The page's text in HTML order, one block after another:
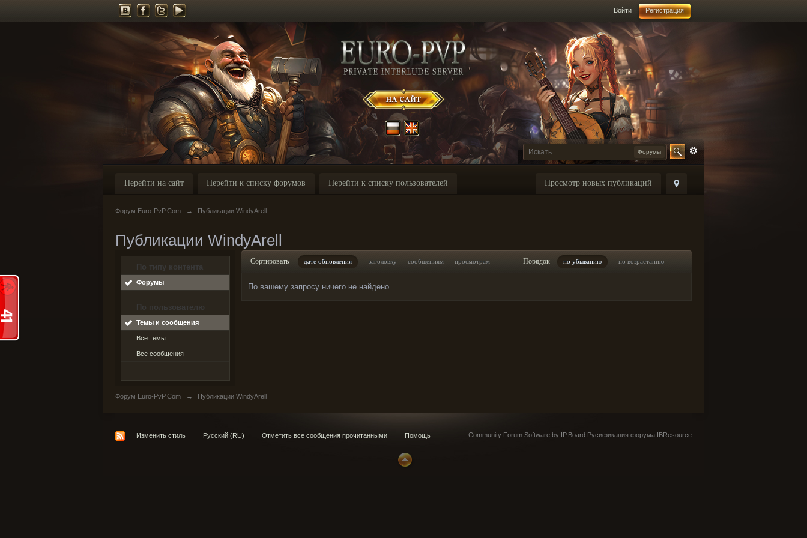
Войти Регистрация
Форумы
Просмотр новых публикаций
Перейти на сайт Перейти к списку форумов Перейти к списку пользователей
Форум Euro-PvP.Com → Публикации WindyArell
Публикации WindyArell
По типу контента
Форумы
По пользователю
Темы и сообщения
Все темы
Все сообщения
Сортировать дате обновления заголовку сообщениям просмотрам Порядок по убыванию по возрастанию
По вашему запросу ничего не найдено.
Форум Euro-PvP.Com → Публикации WindyArell
Изменить стиль Русский (RU) Отметить все сообщения прочитанными Помощь Community Forum Software by IP.Board Русификация форума IBResource